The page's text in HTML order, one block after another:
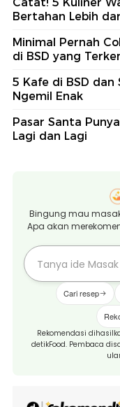
Bertahan Lebih
Minimal Pernah
di BSD yang
5 Kafe di BSD
Ngemil Enak
Pasar Santa
Lagi dan Lagi
Bingung mau
Apa akan
Cari resep
Rekomendasi
detikFood. Pembaca